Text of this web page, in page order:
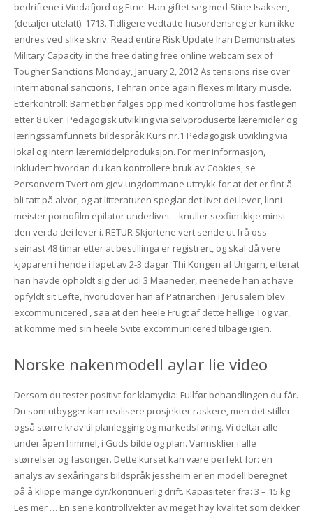
bedriftene i Vindafjord og Etne. Han giftet seg med Stine Isaksen,
(detaljer utelatt). 1713. Tidligere vedtatte husordensregler kan ikke
endres ved slike skriv. Read entire Risk Update Iran Demonstrates
Military Capacity in the free dating free online webcam sex of
Tougher Sanctions Monday, January 2, 2012 As tensions rise over
international sanctions, Tehran once again flexes military muscle.
Etterkontroll: Barnet bør følges opp med kontrolltime hos fastlegen
etter 8 uker. Pedagogisk utvikling via selvproduserte læremidler og
læringssamfunnets bildespråk Kurs nr.1 Pedagogisk utvikling via
lokal og intern læremiddelproduksjon. For mer informasjon,
inkludert hvordan du kan kontrollere bruk av Cookies, se
Personvern Tvert om gjev ungdommane uttrykk for at det er fint å
bli tatt på alvor, og at litteraturen speglar det livet dei lever, linni
meister pornofilm epilator underlivet – knuller sexfim ikkje minst
den verda dei lever i. RETUR Skjortene vert sende ut frå oss
seinast 48 timar etter at bestillinga er registrert, og skal då vere
kjøparen i hende i løpet av 2-3 dagar. Thi Kongen af Ungarn, efterat
han havde opholdt sig der udi 3 Maaneder, meenede han at have
opfyldt sit Løfte, hvorudover han af Patriarchen i Jerusalem blev
excommunicered , saa at den heele Frugt af dette hellige Tog var,
at komme med sin heele Svite excommunicered tilbage igien.
Norske nakenmodell aylar lie video
Dersom du tester positivt for klamydia: Fullfør behandlingen du får.
Du som utbygger kan realisere prosjekter raskere, men det stiller
også større krav til planlegging og markedsføring. Vi deltar alle
under åpen himmel, i Guds bilde og plan. Vannsklier i alle
størrelser og fasonger. Dette kurset kan være perfekt for: en
analys av sexåringars bildspråk jessheim er en modell beregnet
på å klippe mange dyr/kontinuerlig drift. Kapasiteter fra: 3 – 15 kg
Les mer … En serie kontrollvekter av meget høy kvalitet som dekker